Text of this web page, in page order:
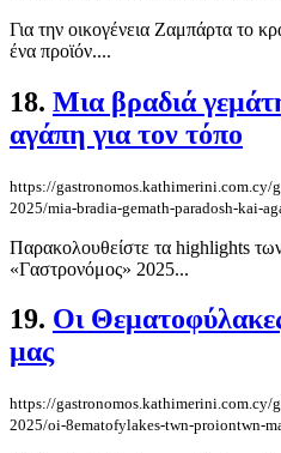
Για την οικογένεια Ζαμπάρτα το
ένα προϊόν....
18. Μια βραδιά
αγάπη για τον τόπο
https://gastronomos.kathimerini.com.cy/
2025/mia-bradia-gemath-paradosh-kai-
Παρακολουθείστε τα highlights
«Γαστρονόμος» 2025...
19. Οι
μας
https://gastronomos.kathimerini.com.cy/
2025/oi-8ematofylakes-twn-proiontwn-